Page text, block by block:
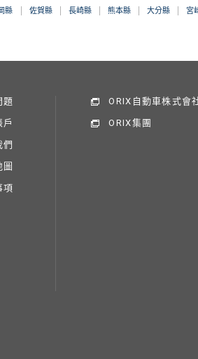
縣 佐賀縣 長崎縣 熊本縣 大分縣 宮
題
戶
們
圖
項
ORIX自動車株式會
ORIX集團